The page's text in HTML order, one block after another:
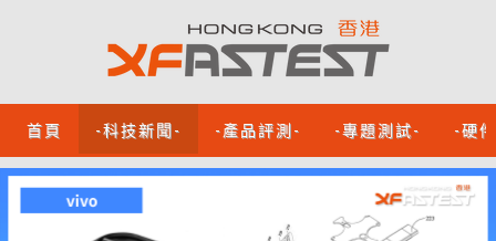
首頁 -科技新聞- -產品評測- -專題測試- -硬